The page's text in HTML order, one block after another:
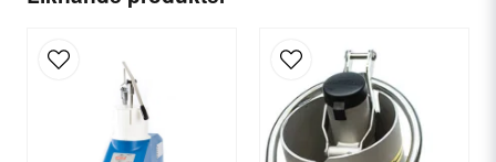
Ja, ni får publicera min fråga